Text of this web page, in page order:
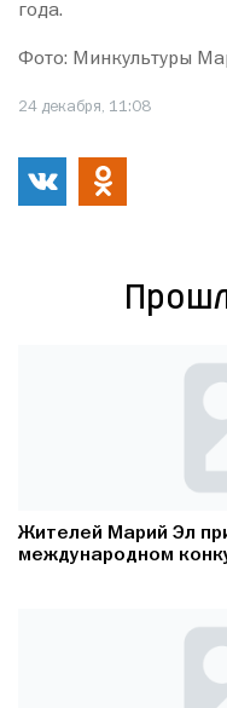
года.
Фото: Минкультуры
24 декабря, 11:08
Жителей Марий Эл
международном